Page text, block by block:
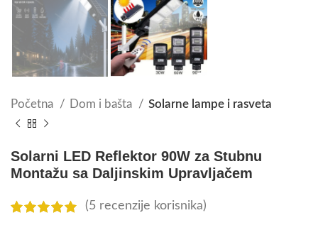
Početna Dom i bašta Solarne lampe i rasveta
Solarni LED Reflektor 90W za Stubnu
Montažu sa Daljinskim Upravljačem
(5 recenzije korisnika)